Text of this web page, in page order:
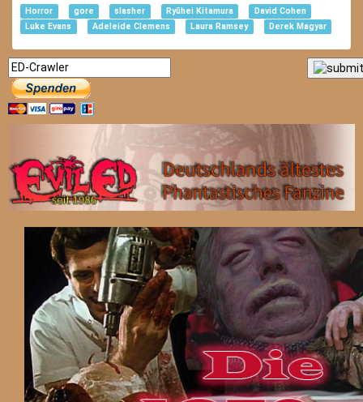
Horror gore slasher Ryūhei Kitamura
David Cohen
Luke Evans
Adeleide Clemens Laura Ramsey Derek Magyar